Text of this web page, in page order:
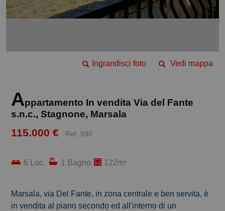
Vedi mappa
Ingrandisci foto
Appartamento In vendita Via del Fante
s.n.c., Stagnone, Marsala
115.000 € Ref. 590
6 Loc. 1 Bagno 122m²
Marsala, via Del Fante, in zona centrale e ben servita, è
in vendita al piano secondo ed all'interno di un